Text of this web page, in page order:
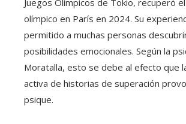
Juegos Olímpicos de Tokio, recuperó
olímpico en París en 2024. Su
permitido a muchas personas
posibilidades emocionales. Según la
Moratalla, esto se debe al efecto que
activa de historias de superación
psique.